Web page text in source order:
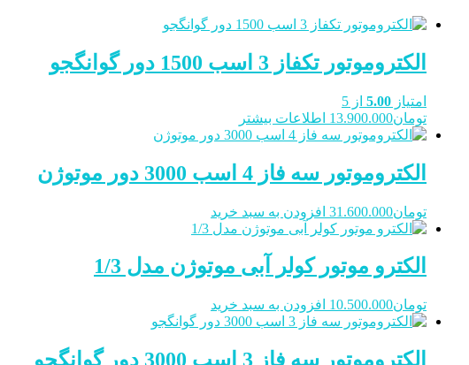
الکتروموتور تکفاز 3 اسب 1500 دور گوانگجو
امتیاز 5.00 از 5
تومان13.900.000 اطلاعات بیشتر
الکتروموتور سه فاز 4 اسب 3000 دور موتوژن
تومان31.600.000 افزودن به سبد خرید
الکترو موتور کولر آبی موتوژن مدل 1/3
تومان10.500.000 افزودن به سبد خرید
الکتروموتور سه فاز 3 اسب 3000 دور گوانگجو